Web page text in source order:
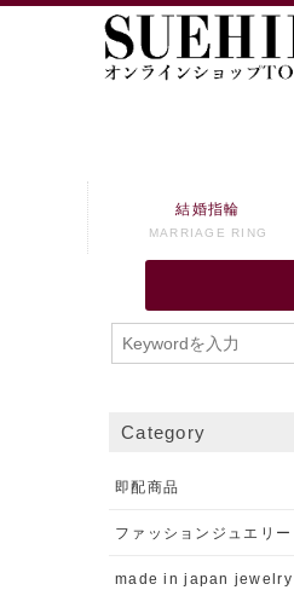
結婚指輪
MARRIAGE RING
Category
即配商品
ファッションジュエリー
made in japan jewelry